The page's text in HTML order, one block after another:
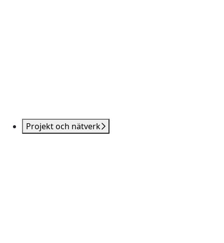
Projekt och nätverk